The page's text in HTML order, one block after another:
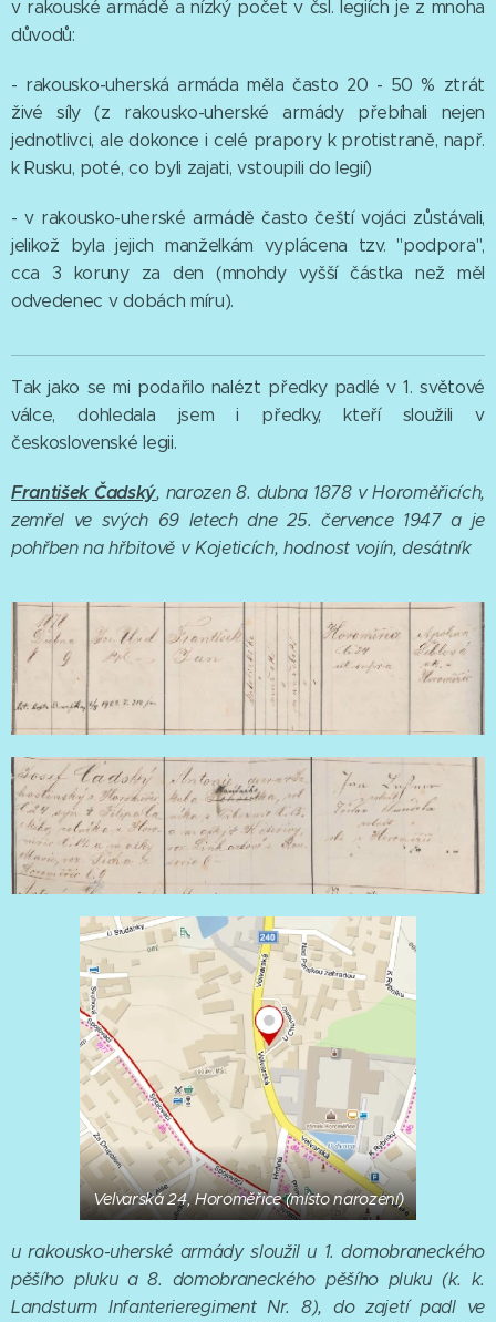
v rakouské armádě a nízký počet v čsl. legiích je z mnoha
důvodů:
- rakousko-uherská armáda měla často 20 - 50 % ztrát
živé síly (z rakousko-uherské armády přebíhali nejen
jednotlivci, ale dokonce i celé prapory k protistraně, např.
k Rusku, poté, co byli zajati, vstoupili do legií)
- v rakousko-uherské armádě často čeští vojáci zůstávali,
jelikož byla jejich manželkám vyplácena tzv. "podpora",
cca 3 koruny za den (mnohdy vyšší částka než měl
odvedenec v dobách míru).
Tak jako se mi podařilo nalézt předky padlé v 1. světové
válce, dohledala jsem i předky, kteří sloužili v
československé legii.
František Čadský, narozen 8. dubna 1878 v Horoměřicích,
zemřel ve svých 69 letech dne 25. července 1947 a je
pohřben na hřbitově v Kojeticích, hodnost vojín, desátník
Velvarská 24, Horoměřice (místo narození)
u rakousko-uherské armády sloužil u 1. domobraneckého
pěšího pluku a 8. domobraneckého pěšího pluku (k. k.
Landsturm Infanterieregiment Nr. 8), do zajetí padl ve